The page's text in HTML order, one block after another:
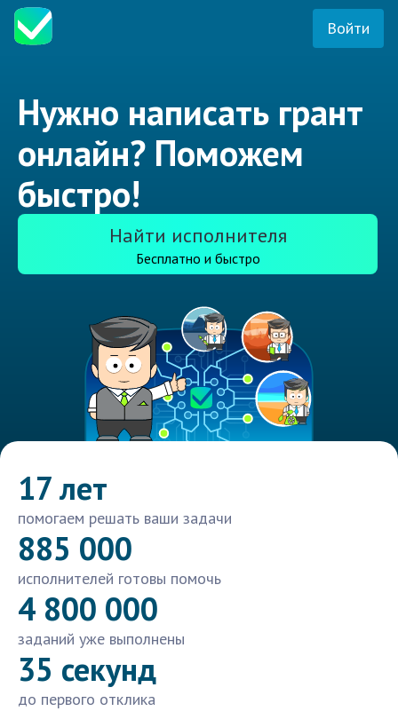
Войти
Нужно написать грант
онлайн? Поможем
быстро!
Найти исполнителя
Бесплатно и быстро
17 лет
помогаем решать ваши задачи
885 000
исполнителей готовы помочь
4 800 000
заданий уже выполнены
35 секунд
до первого отклика